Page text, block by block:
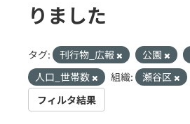
りました
タグ: 刊行物_広報 公園
人口_世帯数
組織:
瀬谷区
フィルタ結果